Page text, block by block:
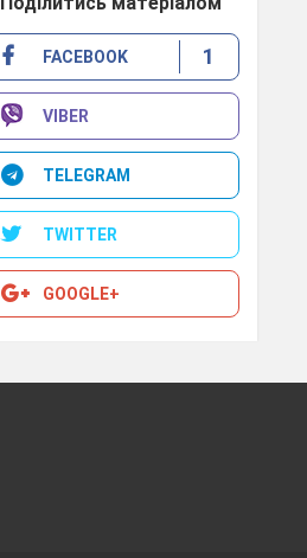
FACEBOOK 1
VIBER
TELEGRAM
TWITTER
GOOGLE+